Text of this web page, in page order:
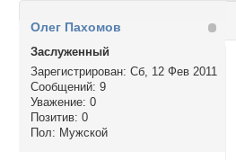
Олег Пахомов
Заслуженный
Зарегистрирован: Сб, 12 Фев 2011
Сообщений: 9
Уважение: 0
Позитив: 0
Пол: Мужской